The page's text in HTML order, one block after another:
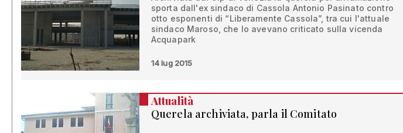
sporta dall'ex sindaco di Cassola Antonio Pasinato contro
otto esponenti di “Liberamente Cassola”, tra cui l'attuale
sindaco Maroso, che lo avevano criticato sulla vicenda
Acquapark
14 lug 2015
Attualità
Querela archiviata, parla il Comitato